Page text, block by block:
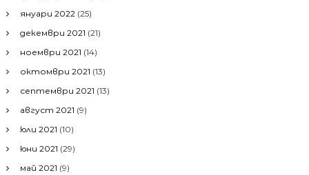
януари 2022 (25)
декември 2021 (21)
ноември 2021 (14)
октомври 2021 (13)
септември 2021 (13)
август 2021 (9)
юли 2021 (10)
юни 2021 (29)
май 2021 (9)